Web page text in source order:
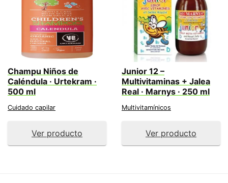
Champu Niños de
Caléndula · Urtekram ·
500 ml
Cuidado capilar
Ver producto
Junior 12 –
Multivitaminas + Jalea
Real · Marnys · 250 ml
Multivitamínicos
Ver producto